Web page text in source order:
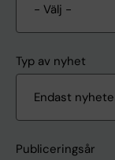
Typ av nyhet
Publiceringsår